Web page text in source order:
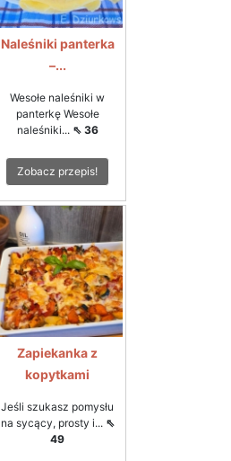
Naleśniki panterka
–...
Wesołe naleśniki w
panterkę Wesołe
naleśniki... ⇖ 36
Zobacz przepis!
Zapiekanka z
kopytkami
Jeśli szukasz pomysłu
na sycący, prosty i... ⇖
49